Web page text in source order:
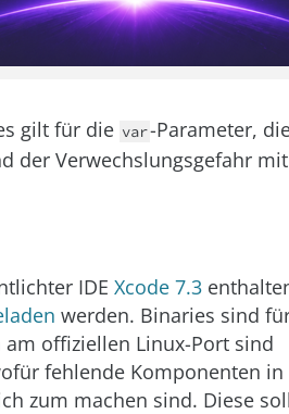
gilt für die var-Parameter,
der Verwechslungsgefahr mit
IDE Xcode 7.3
werden. Binaries sind
offiziellen Linux-Port sind
fehlende Komponenten in
zum machen sind. Diese